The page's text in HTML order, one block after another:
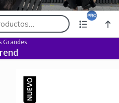
JEANS MAYORISTA
Grandes